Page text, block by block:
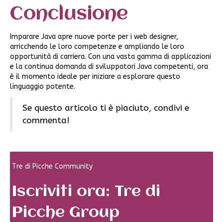
Conclusione
Imparare Java apre nuove porte per i web designer,
arricchendo le loro competenze e ampliando le loro
opportunità di carriera. Con una vasta gamma di applicazioni
e la continua domanda di sviluppatori Java competenti, ora
è il momento ideale per iniziare a esplorare questo
linguaggio potente.
Se questo articolo ti è piaciuto, condivi e
commenta!
Tre di Picche Community
Iscriviti ora: Tre di
Picche Group